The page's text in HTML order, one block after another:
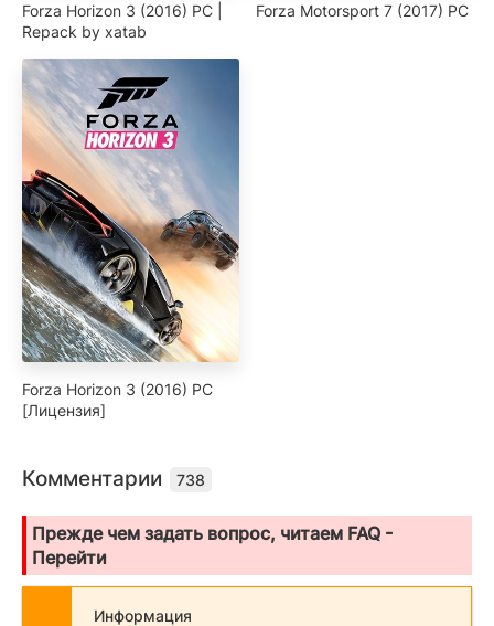
Forza Horizon 3 (2016) PC |
Repack by xatab
Forza Motorsport 7 (2017) PC
Forza Horizon 3 (2016) PC
[Лицензия]
Комментарии 738
Прежде чем задать вопрос, читаем FAQ -
Перейти
Информация